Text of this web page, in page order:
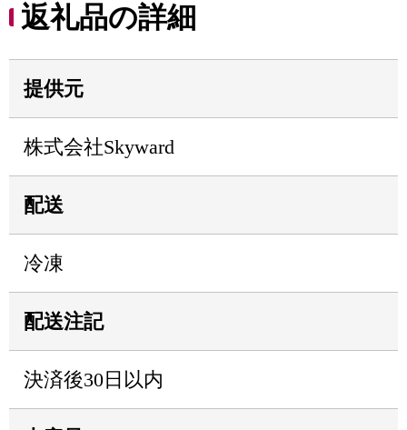
返礼品の詳細
提供元
株式会社Skyward
配送
冷凍
配送注記
決済後30日以内